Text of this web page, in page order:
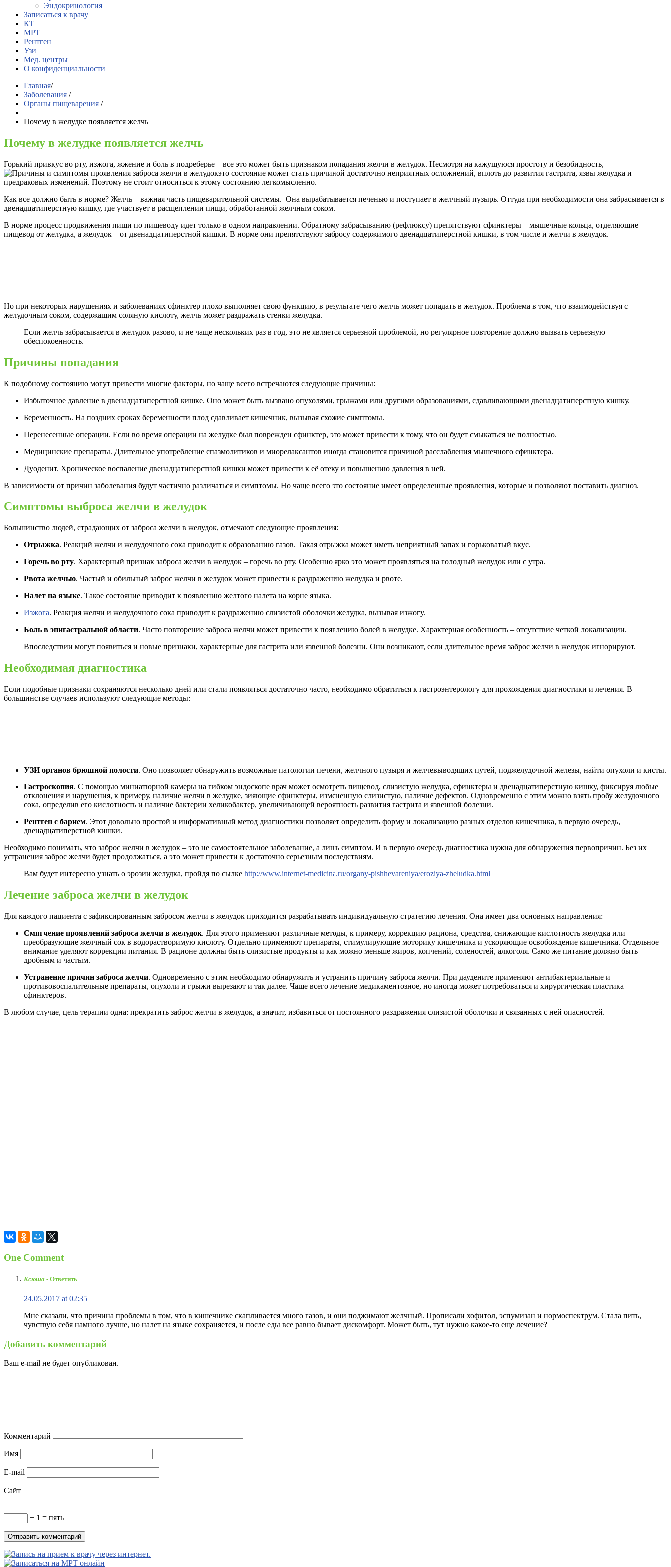
Эндокринология
Записаться к врачу
КТ
МРТ
Рентген
Узи
Мед. центры
О конфиденциальности
Главная/
Заболевания /
Органы пищеварения /
Почему в желудке появляется желчь
Почему в желудке появляется желчь
Горький привкус во рту, изжога, жжение и боль в подреберье – все это может быть признаком попадания желчи в желудок. Несмотря на кажущуюся простоту и безобидность,
это состояние может стать причиной достаточно неприятных осложнений, вплоть до развития гастрита, язвы желудка и
предраковых изменений. Поэтому не стоит относиться к этому состоянию легкомысленно.
Как все должно быть в норме? Желчь – важная часть пищеварительной системы. Она вырабатывается печенью и поступает в желчный пузырь. Оттуда при необходимости она забрасывается в
двенадцатиперстную кишку, где участвует в расщеплении пищи, обработанной желчным соком.
В норме процесс продвижения пищи по пищеводу идет только в одном направлении. Обратному забрасыванию (рефлюксу) препятствуют сфинктеры – мышечные кольца, отделяющие
пищевод от желудка, а желудок – от двенадцатиперстной кишки. В норме они препятствуют забросу содержимого двенадцатиперстной кишки, в том числе и желчи в желудок.
Но при некоторых нарушениях и заболеваниях сфинктер плохо выполняет свою функцию, в результате чего желчь может попадать в желудок. Проблема в том, что взаимодействуя с
желудочным соком, содержащим соляную кислоту, желчь может раздражать стенки желудка.
Если желчь забрасывается в желудок разово, и не чаще нескольких раз в год, это не является серьезной проблемой, но регулярное повторение должно вызвать серьезную
обеспокоенность.
Причины попадания
К подобному состоянию могут привести многие факторы, но чаще всего встречаются следующие причины:
Избыточное давление в двенадцатиперстной кишке. Оно может быть вызвано опухолями, грыжами или другими образованиями, сдавливающими двенадцатиперстную кишку.
Беременность. На поздних сроках беременности плод сдавливает кишечник, вызывая схожие симптомы.
Перенесенные операции. Если во время операции на желудке был поврежден сфинктер, это может привести к тому, что он будет смыкаться не полностью.
Медицинские препараты. Длительное употребление спазмолитиков и миорелаксантов иногда становится причиной расслабления мышечного сфинктера.
Дуоденит. Хроническое воспаление двенадцатиперстной кишки может привести к её отеку и повышению давления в ней.
В зависимости от причин заболевания будут частично различаться и симптомы. Но чаще всего это состояние имеет определенные проявления, которые и позволяют поставить диагноз.
Симптомы выброса желчи в желудок
Большинство людей, страдающих от заброса желчи в желудок, отмечают следующие проявления:
Отрыжка. Реакций желчи и желудочного сока приводит к образованию газов. Такая отрыжка может иметь неприятный запах и горьковатый вкус.
Горечь во рту. Характерный признак заброса желчи в желудок – горечь во рту. Особенно ярко это может проявляться на голодный желудок или с утра.
Рвота желчью. Частый и обильный заброс желчи в желудок может привести к раздражению желудка и рвоте.
Налет на языке. Такое состояние приводит к появлению желтого налета на корне языка.
Изжога. Реакция желчи и желудочного сока приводит к раздражению слизистой оболочки желудка, вызывая изжогу.
Боль в эпигастральной области. Часто повторение заброса желчи может привести к появлению болей в желудке. Характерная особенность – отсутствие четкой локализации.
Впоследствии могут появиться и новые признаки, характерные для гастрита или язвенной болезни. Они возникают, если длительное время заброс желчи в желудок игнорируют.
Необходимая диагностика
Если подобные признаки сохраняются несколько дней или стали появляться достаточно часто, необходимо обратиться к гастроэнтерологу для прохождения диагностики и лечения. В
большинстве случаев используют следующие методы:
УЗИ органов брюшной полости. Оно позволяет обнаружить возможные патологии печени, желчного пузыря и желчевыводящих путей, поджелудочной железы, найти опухоли и кисты.
Гастроскопия. С помощью миниатюрной камеры на гибком эндоскопе врач может осмотреть пищевод, слизистую желудка, сфинктеры и двенадцатиперстную кишку, фиксируя любые
отклонения и нарушения, к примеру, наличие желчи в желудке, зияющие сфинктеры, измененную слизистую, наличие дефектов. Одновременно с этим можно взять пробу желудочного
сока, определив его кислотность и наличие бактерии хеликобактер, увеличивающей вероятность развития гастрита и язвенной болезни.
Рентген с барием. Этот довольно простой и информативный метод диагностики позволяет определить форму и локализацию разных отделов кишечника, в первую очередь,
двенадцатиперстной кишки.
Необходимо понимать, что заброс желчи в желудок – это не самостоятельное заболевание, а лишь симптом. И в первую очередь диагностика нужна для обнаружения первопричин. Без их
устранения заброс желчи будет продолжаться, а это может привести к достаточно серьезным последствиям.
Вам будет интересно узнать о эрозии желудка, пройдя по сылке http://www.internet-medicina.ru/organy-pishhevareniya/eroziya-zheludka.html
Лечение заброса желчи в желудок
Для каждого пациента с зафиксированным забросом желчи в желудок приходится разрабатывать индивидуальную стратегию лечения. Она имеет два основных направления:
Смягчение проявлений заброса желчи в желудок. Для этого применяют различные методы, к примеру, коррекцию рациона, средства, снижающие кислотность желудка или
преобразующие желчный сок в водорастворимую кислоту. Отдельно применяют препараты, стимулирующие моторику кишечника и ускоряющие освобождение кишечника. Отдельное
внимание уделяют коррекции питания. В рационе должны быть слизистые продукты и как можно меньше жиров, копчений, соленостей, алкоголя. Само же питание должно быть
дробным и частым.
Устранение причин заброса желчи. Одновременно с этим необходимо обнаружить и устранить причину заброса желчи. При даудените применяют антибактериальные и
противовоспалительные препараты, опухоли и грыжи вырезают и так далее. Чаще всего лечение медикаментозное, но иногда может потребоваться и хирургическая пластика
сфинктеров.
В любом случае, цель терапии одна: прекратить заброс желчи в желудок, а значит, избавиться от постоянного раздражения слизистой оболочки и связанных с ней опасностей.
One Comment
Ксюша - Ответить
24.05.2017 at 02:35
Мне сказали, что причина проблемы в том, что в кишечнике скапливается много газов, и они поджимают желчный. Прописали хофитол, эспумизан и нормоспектрум. Стала пить,
чувствую себя намного лучше, но налет на языке сохраняется, и после еды все равно бывает дискомфорт. Может быть, тут нужно какое-то еще лечение?
Добавить комментарий
Ваш e-mail не будет опубликован.
Комментарий
Имя
E-mail
Сайт
− 1 = пять